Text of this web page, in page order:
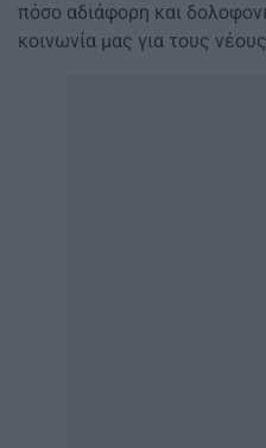
πόσο αδιάφορη και
κοινωνία μας για τους